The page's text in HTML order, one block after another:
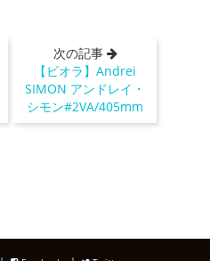
次の記事
【ビオラ】Andrei
SIMON アンドレイ・
シモン#2VA/405mm